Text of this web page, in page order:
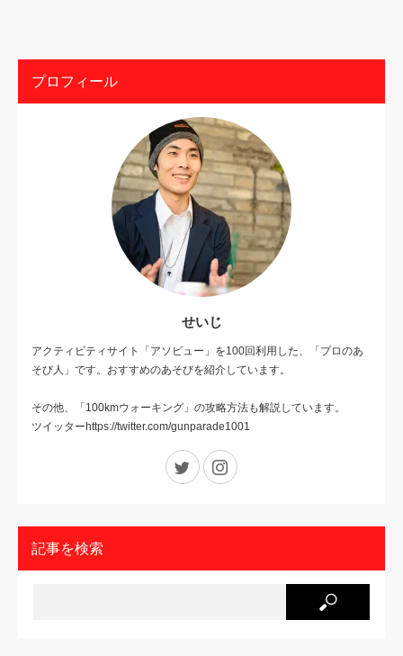
プロフィール
せいじ
アクティビティサイト「アソビュー」を100回利用した、「プロのあ
そび人」です。おすすめのあそびを紹介しています。
その他、「100kmウォーキング」の攻略方法も解説しています。
ツイッターhttps://twitter.com/gunparade1001
Twitter
記事を検索